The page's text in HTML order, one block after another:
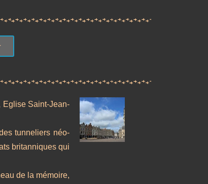
Eglise Saint-Jean-
tunneliers néo-
britanniques qui
de la mémoire,